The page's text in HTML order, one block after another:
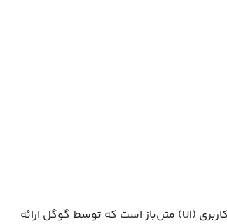
فلاتر (Flutter) یک فریم‌ورک توسعه رابط کاربری (UI) متن‌باز است که توسط گوگل ارائه